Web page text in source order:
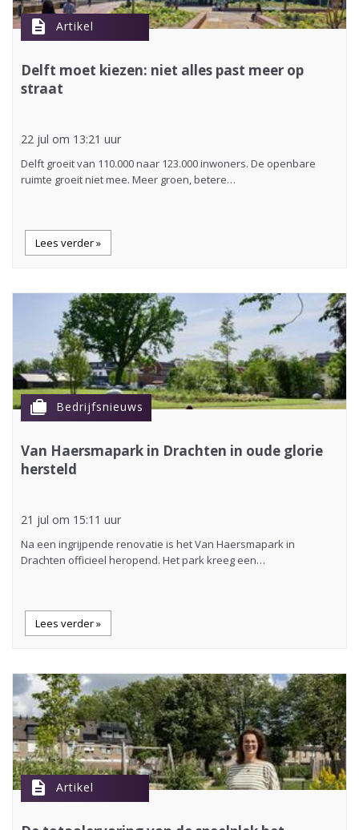
description Artikel
Delft moet kiezen: niet alles past meer op
straat
22 jul om 13:21 uur
Delft groeit van 110.000 naar 123.000 inwoners. De openbare
ruimte groeit niet mee. Meer groen, betere…
Lees verder »
cases Bedrijfsnieuws
Van Haersmapark in Drachten in oude glorie
hersteld
21 jul om 15:11 uur
Na een ingrijpende renovatie is het Van Haersmapark in
Drachten officieel heropend. Het park kreeg een…
Lees verder »
description Artikel